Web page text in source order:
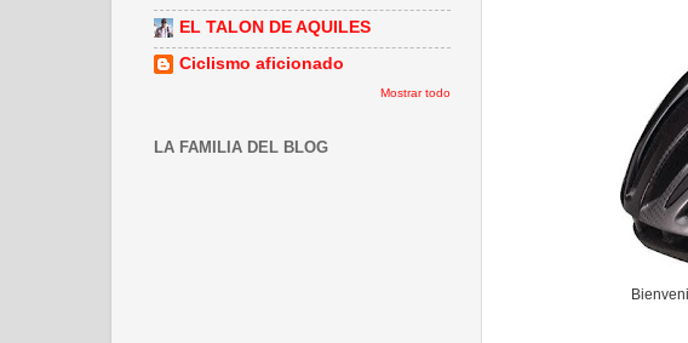
EL TALON DE AQUILES
Ciclismo aficionado
Mostrar todo
LA FAMILIA DEL BLOG